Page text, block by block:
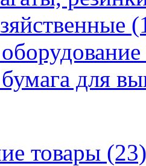
для
товары (23)